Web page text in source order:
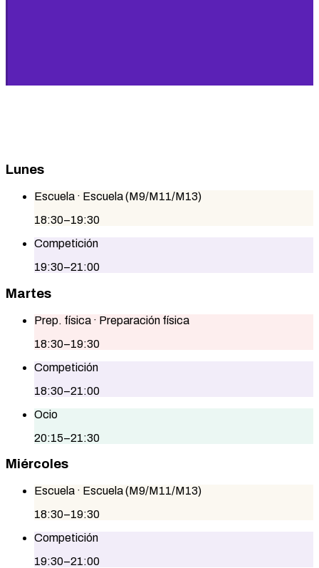
Lunes
Escuela · Escuela (M9/M11/M13)
18:30–19:30
Competición
19:30–21:00
Martes
Prep. física · Preparación física
18:30–19:30
Competición
18:30–21:00
Ocio
20:15–21:30
Miércoles
Escuela · Escuela (M9/M11/M13)
18:30–19:30
Competición
19:30–21:00